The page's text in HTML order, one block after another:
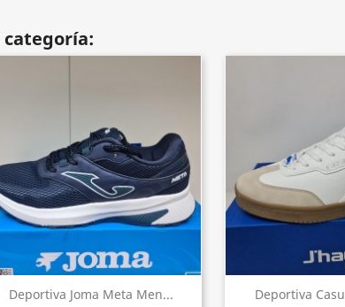
categoría:
Deportiva Joma Meta Men...
Vista rápida Deportiva
Vista